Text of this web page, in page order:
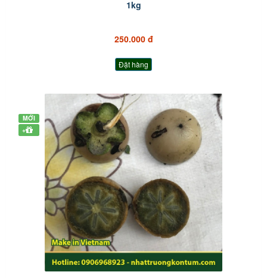
1kg
250.000 đ
Đặt hàng
MỚI
+